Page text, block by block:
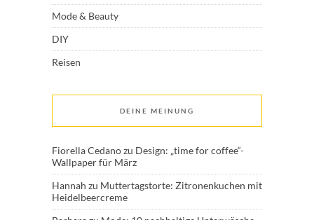
Mode & Beauty
DIY
Reisen
DEINE MEINUNG
Fiorella Cedanozu Design: „time for coffee“-
Wallpaper für März
Hannah zu Muttertagstorte: Zitronenkuchen mit
Heidelbeercreme